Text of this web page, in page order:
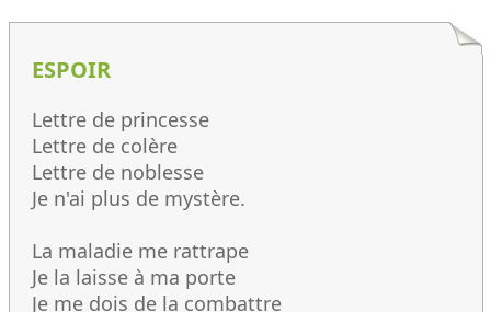
ESPOIR
Lettre de princesse
Lettre de colère
Lettre de noblesse
Je n'ai plus de mystère.
La maladie me rattrape
Je la laisse à ma porte
Je me dois de la combattre